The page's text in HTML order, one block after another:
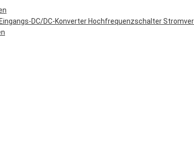
DC/DC-Konverter Hochfrequenzschalter